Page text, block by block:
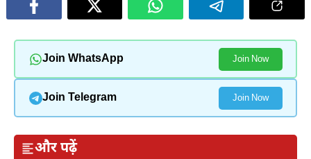
Join WhatsApp Join Now
Join Telegram Join Now
और पढ़ें